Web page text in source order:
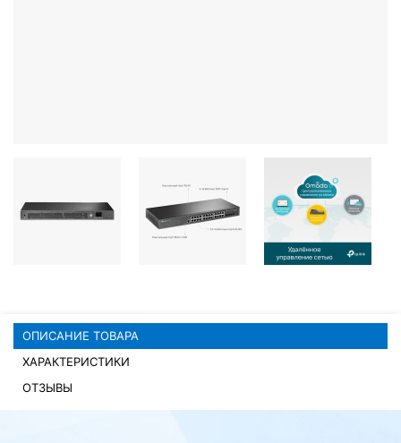
Компьютеры Fujitsu
ОПИСАНИЕ ТОВАРА
ХАРАКТЕРИСТИКИ
ОТЗЫВЫ